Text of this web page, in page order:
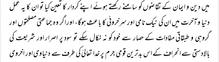
میں دین و ایمان کے تقاضوں کو سامنے رکھتے ہوئے اپنے کردار کا تعین کیا تو ان کا یہ عمل
دنیا و آخرت میں ان کی نیک نامی اور سرخروئی کا باعث ہوگا، اور اگر وہ جماعتی مصلحتوں اور
گروہی و طبقاتی مفادات کے حصار سے خود کو نہ نکال سکے تو سود پر اصرار اور شریعت کی
بالادستی سے انحراف کے اس بدترین قومی جرم پر خدا تعالیٰ کی طرف سے دنیاوی اور اخروی